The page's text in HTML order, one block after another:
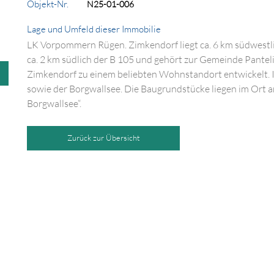
Objekt-Nr. N25-01-006
Lage und Umfeld dieser Immobilie
LK Vorpommern Rügen. Zimkendorf liegt ca. 6 km
ca. 2 km südlich der B 105 und gehört zur Gemeinde
Zimkendorf zu einem beliebten Wohnstandort
sowie der Borgwallsee. Die Baugrundstücke liegen im Ort
Borgwallsee“.
Zurück zur Übersicht